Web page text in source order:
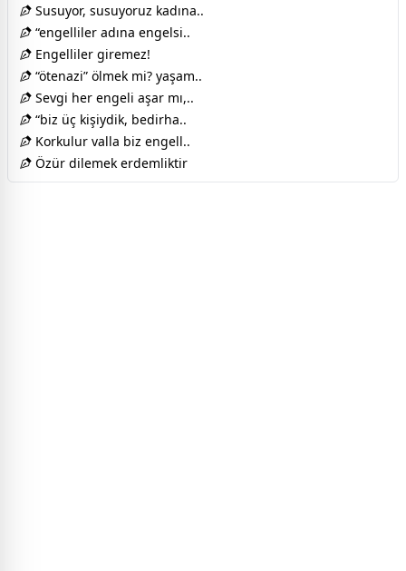
Susuyor, susuyoruz kadına..
“engelliler adına engelsi..
Engelliler giremez!
“ötenazi” ölmek mi? yaşam..
Sevgi her engeli aşar mı,..
“biz üç kişiydik, bedirha..
Korkulur valla biz engell..
Özür dilemek erdemliktir